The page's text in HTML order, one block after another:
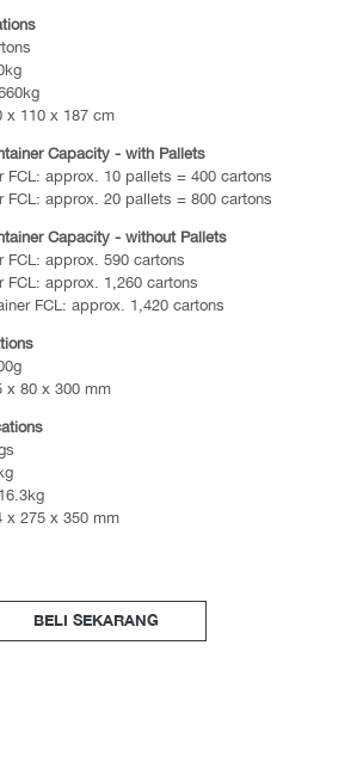
x 110 x 187 cm
Capacity - with Pallets
FCL: approx. 10 pallets = 400 cartons
FCL: approx. 20 pallets = 800 cartons
Capacity - without Pallets
FCL: approx. 590 cartons
FCL: approx. 1,260 cartons
FCL: approx. 1,420 cartons
x 80 x 300 mm
x 275 x 350 mm
BELI SEKARANG